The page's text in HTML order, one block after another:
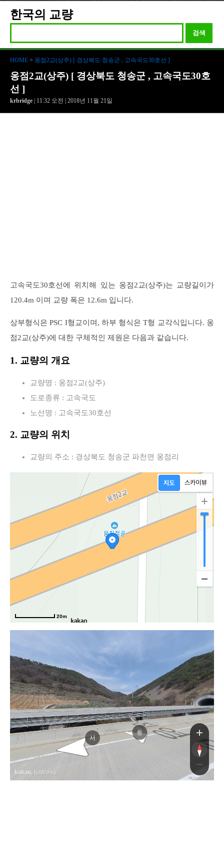
한국의 교량
검색
HOME > 옹점2교(상주) [ 경상북도 청송군 , 고속국도30호선 ]
옹점2교(상주) [ 경상북도 청송군 , 고속국도30호
선 ]
krbridge | 11:32 오전 | 2018년 11월 21일
고속국도30호선에 위치해 있는 옹점2교(상주)는 교량길이가
120.4m 이며 교량 폭은 12.6m 입니다.
상부형식은 PSC I형교이며, 하부 형식은 T형 교각식입니다. 옹
점2교(상주)에 대한 구체적인 제원은 다음과 같습니다.
1. 교량의 개요
교량명 : 옹점2교(상주)
도로종류 : 고속국도
노선명 : 고속국도30호선
2. 교량의 위치
교량의 주소 : 경상북도 청송군 파천면 옹점리
20m
영덕고속도로
영덕고속도로
서
동
, KnWorks